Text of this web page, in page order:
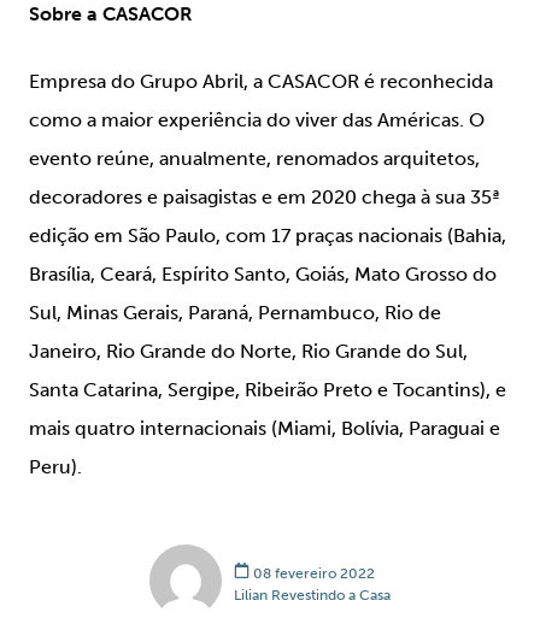
Sobre a CASACOR
Empresa do Grupo Abril, a CASACOR é reconhecida
como a maior experiência do viver das Américas. O
evento reúne, anualmente, renomados arquitetos,
decoradores e paisagistas e em 2020 chega à sua 35ª
edição em São Paulo, com 17 praças nacionais (Bahia,
Brasília, Ceará, Espírito Santo, Goiás, Mato Grosso do
Sul, Minas Gerais, Paraná, Pernambuco, Rio de
Janeiro, Rio Grande do Norte, Rio Grande do Sul,
Santa Catarina, Sergipe, Ribeirão Preto e Tocantins), e
mais quatro internacionais (Miami, Bolívia, Paraguai e
Peru).
08 fevereiro 2022
Lilian Revestindo a Casa